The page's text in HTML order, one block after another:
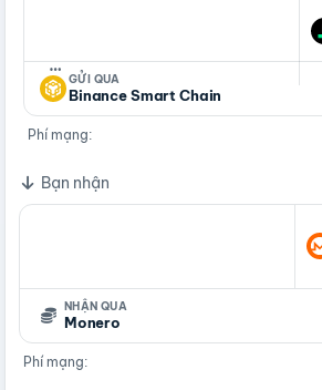
…
GỬI QUA
Binance Smart Chain
Phí mạng:
Bạn nhận
NHẬN QUA
Monero
Phí mạng: